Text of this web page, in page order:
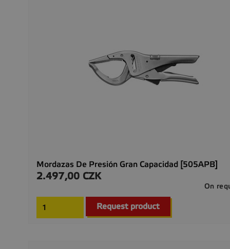
Mordazas De Presión Gran Capacidad [505APB]
Precio
2.497,00 CZK
On
Request product